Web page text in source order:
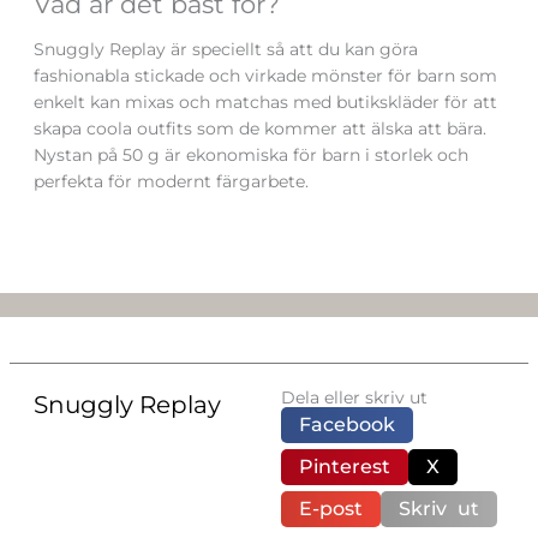
Snuggly Replay är speciellt så att du kan göra
fashionabla stickade och virkade mönster för barn som
enkelt kan mixas och matchas med butikskläder för att
skapa coola outfits som de kommer att älska att bära.
Nystan på 50 g är ekonomiska för barn i storlek och
perfekta för modernt färgarbete.
Snuggly Replay Dela eller skriv ut
Facebook
Pinterest
X
E-post
Skriv ut